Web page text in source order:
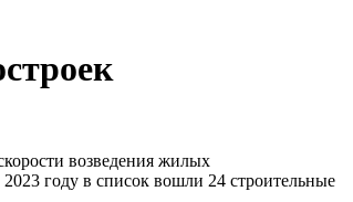
возведения жилых
году в список вошли 24 строительные